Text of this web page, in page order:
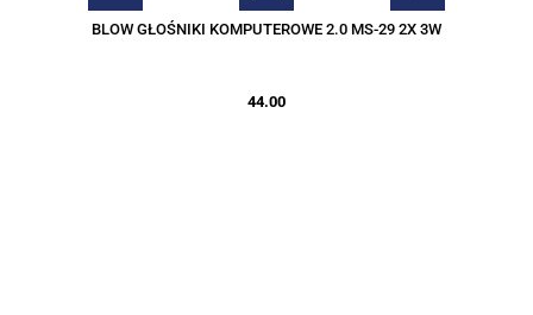
BLOW GŁOŚNIKI KOMPUTEROWE 2.0 MS-29 2X 3W
44.00